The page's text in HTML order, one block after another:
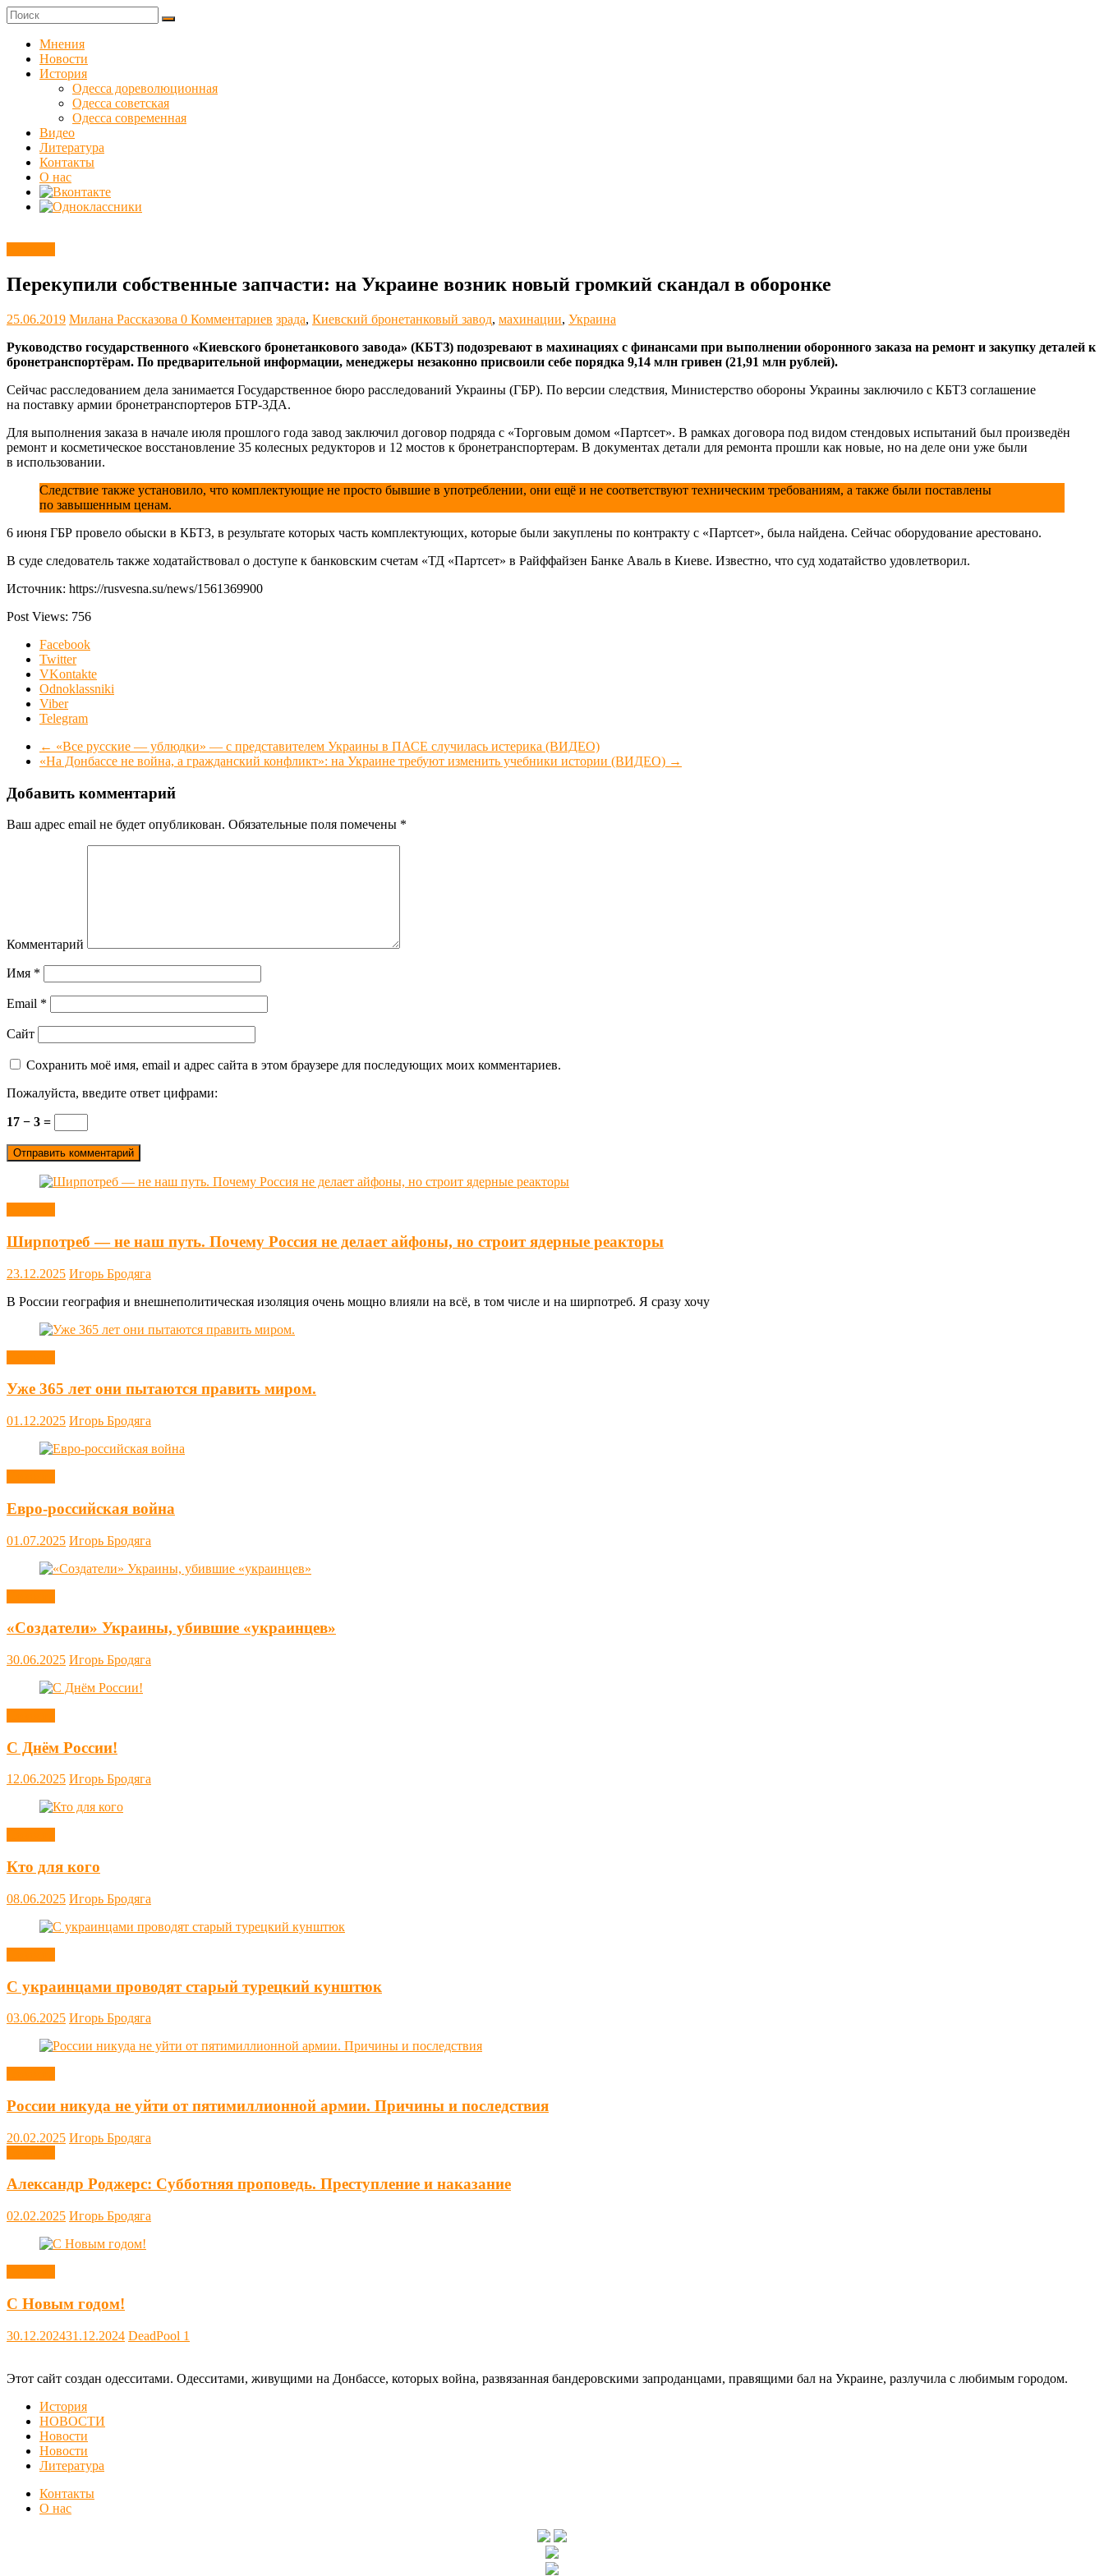
Skip
to
content
Куликовец
Сайт
одесского
сопротивления
Мнения
Новости
История
Одесса дореволюционная
Одесса советская
Одесса современная
Видео
Литература
Контакты
О нас
Перекупили собственные запчасти: на Украине возник новый громкий скандал в оборонке
25.06.2019 Милана Рассказова 0 Комментариев зрада, Киевский бронетанковый завод, махинации, Украина
Руководство государственного «Киевского бронетанкового завода» (КБТЗ) подозревают в махинациях с финансами при выполнении оборонного заказа на ремонт и закупку деталей к
бронетранспортёрам. По предварительной информации, менеджеры незаконно присвоили себе порядка 9,14 млн гривен (21,91 млн рублей).
Сейчас расследованием дела занимается Государственное бюро расследований Украины (ГБР). По версии следствия, Министерство обороны Украины заключило с КБТЗ соглашение
на поставку армии бронетранспортеров БТР-3ДА.
Для выполнения заказа в начале июля прошлого года завод заключил договор подряда с «Торговым домом «Партсет». В рамках договора под видом стендовых испытаний был произведён
ремонт и косметическое восстановление 35 колесных редукторов и 12 мостов к бронетранспортерам. В документах детали для ремонта прошли как новые, но на деле они уже были
в использовании.
Следствие также установило, что комплектующие не просто бывшие в употреблении, они ещё и не соответствуют техническим требованиям, а также были поставлены
по завышенным ценам.
6 июня ГБР провело обыски в КБТЗ, в результате которых часть комплектующих, которые были закуплены по контракту с «Партсет», была найдена. Сейчас оборудование арестовано.
В суде следователь также ходатайствовал о доступе к банковским счетам «ТД «Партсет» в Райффайзен Банке Аваль в Киеве. Известно, что суд ходатайство удовлетворил.
Источник: https://rusvesna.su/news/1561369900
Post Views: 756
Facebook
Twitter
VKontakte
Odnoklassniki
Viber
Telegram
← «Все русские — ублюдки» — с представителем Украины в ПАСЕ случилась истерика (ВИДЕО)
«На Донбассе не война, а гражданский конфликт»: на Украине требуют изменить учебники истории (ВИДЕО) →
Добавить комментарий
Ваш адрес email не будет опубликован. Обязательные поля помечены *
Комментарий
Имя *
Email *
Сайт
Сохранить моё имя, email и адрес сайта в этом браузере для последующих моих комментариев.
Пожалуйста, введите ответ цифрами:
17 − 3 =
Ширпотреб — не наш путь. Почему Россия не делает айфоны, но строит ядерные реакторы
23.12.2025 Игорь Бродяга
В России география и внешнеполитическая изоляция очень мощно влияли на всё, в том числе и на ширпотреб. Я сразу хочу
Уже 365 лет они пытаются править миром.
01.12.2025 Игорь Бродяга
Евро-российская война
01.07.2025 Игорь Бродяга
«Создатели» Украины, убившие «украинцев»
30.06.2025 Игорь Бродяга
С Днём России!
12.06.2025 Игорь Бродяга
Кто для кого
08.06.2025 Игорь Бродяга
С украинцами проводят старый турецкий кунштюк
03.06.2025 Игорь Бродяга
России никуда не уйти от пятимиллионной армии. Причины и последствия
20.02.2025 Игорь Бродяга
Александр Роджерс: Субботняя проповедь. Преступление и наказание
02.02.2025 Игорь Бродяга
С Новым годом!
30.12.202431.12.2024 DeadPool 1
Этот сайт создан одесситами. Одесситами, живущими на Донбассе, которых война, развязанная бандеровскими запроданцами, правящими бал на Украине, разлучила с любимым городом.
История
НОВОСТИ
Новости
Новости
Литература
Контакты
О нас